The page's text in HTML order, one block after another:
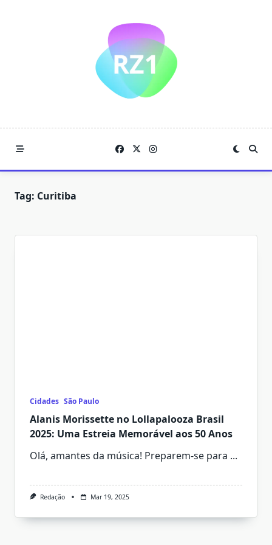
Tag: Curitiba
Cidades São Paulo
Alanis Morissette no Lollapalooza Brasil
2025: Uma Estreia Memorável aos 50 Anos
Olá, amantes da música! Preparem-se para ...
Redação Mar 19, 2025